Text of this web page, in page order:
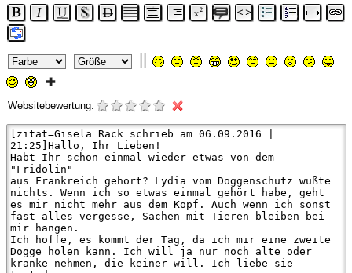
Websitebewertung: